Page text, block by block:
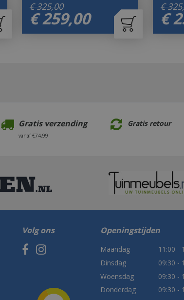
€ 325,00
€ 259,00
€ 325,
€
Gratis verzending
vanaf €74,99
Gratis retour
Volg ons Openingstijden
Maandag
11:00 -
Dinsdag
09:30 -
Woensdag
09:30 -
Donderdag
09:30 -